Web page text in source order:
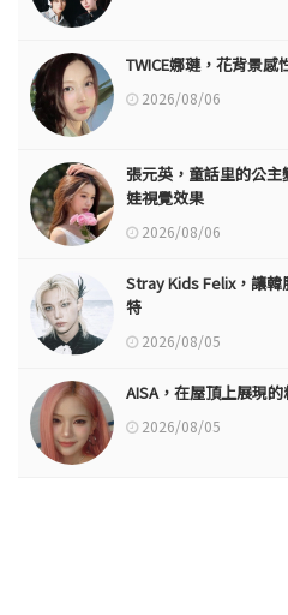
TWICE娜璉，花背景
2026/08/06
張元英，童話里的公
娃視覺效果
2026/08/06
Stray Kids Felix，讓
特
2026/08/05
AISA，在屋頂上展現
2026/08/05